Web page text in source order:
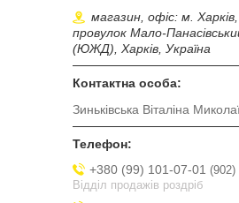
магазин, офіс: м. Харків,
провулок Мало-
(ЮЖД), Харків, Україна
Зиньківська Віталіна
+380 (99) 101-07-01
902
Відділ продажів роздріб